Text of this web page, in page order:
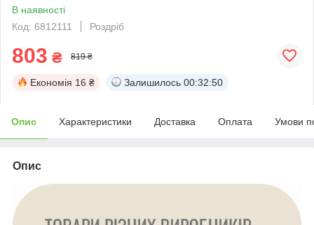
В наявності
Код: 6812111
Роздріб
803 ₴ 819 ₴
Економія 16 ₴ Залишилось 00:32:49
Опис Характеристики Доставка Оплата Умови
Опис